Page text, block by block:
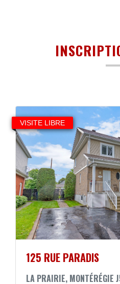
VISITE LIBRE
125 RUE PARADIS
LA PRAIRIE, MONTÉRÉGIE